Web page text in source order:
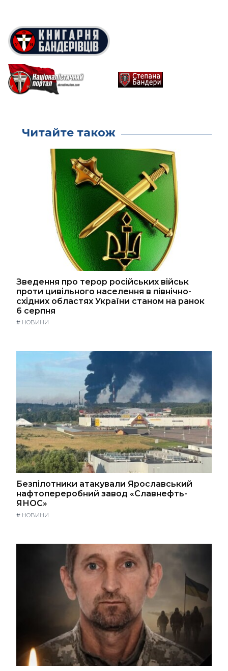
Читайте також
Зведення про терор російських військ
проти цивільного населення в північно-
східних областях України станом на ранок
6 серпня
# НОВИНИ
Безпілотники атакували Ярославський
нафтопереробний завод «Славнефть-
ЯНОС»
# НОВИНИ